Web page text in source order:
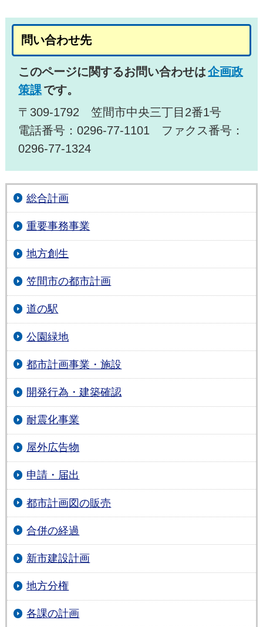
問い合わせ先
このページに関するお問い合わせは企画政
策課です。
〒309-1792 笠間市中央三丁目2番1号
電話番号：0296-77-1101 ファクス番号：
0296-77-1324
総合計画
重要事務事業
地方創生
笠間市の都市計画
道の駅
公園緑地
都市計画事業・施設
開発行為・建築確認
耐震化事業
屋外広告物
申請・届出
都市計画図の販売
合併の経過
新市建設計画
地方分権
各課の計画